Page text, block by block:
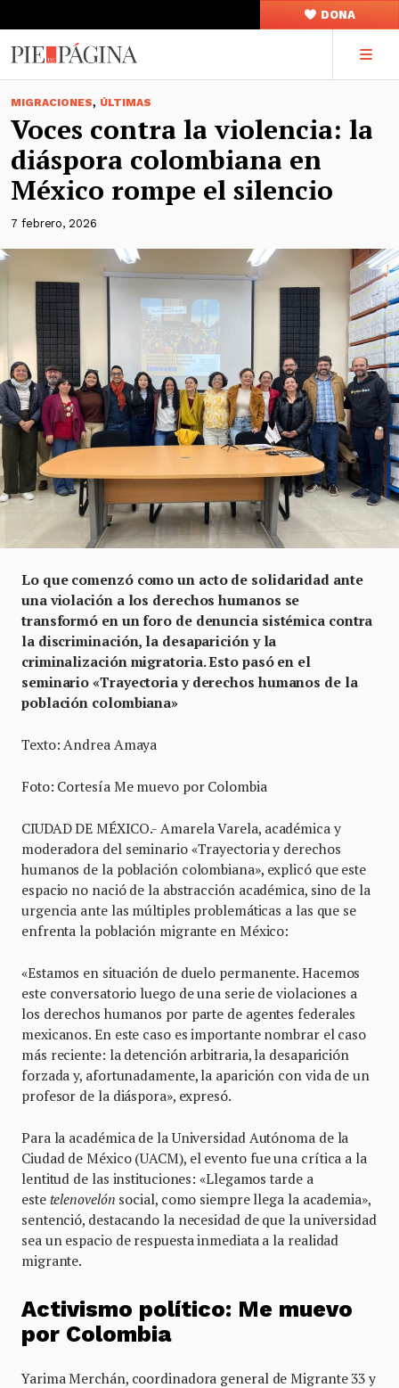
DONA
MIGRACIONES, ÚLTIMAS
Voces contra la violencia: la
diáspora colombiana en
México rompe el silencio
7 febrero, 2026
Lo que comenzó como un acto de solidaridad ante
una violación a los derechos humanos se
transformó en un foro de denuncia sistémica contra
la discriminación, la desaparición y la
criminalización migratoria. Esto pasó en el
seminario «Trayectoria y derechos humanos de la
población colombiana»
Texto: Andrea Amaya
Foto: Cortesía Me muevo por Colombia
CIUDAD DE MÉXICO.- Amarela Varela, académica y
moderadora del seminario «Trayectoria y derechos
humanos de la población colombiana», explicó que este
espacio no nació de la abstracción académica, sino de la
urgencia ante las múltiples problemáticas a las que se
enfrenta la población migrante en México:
«Estamos en situación de duelo permanente. Hacemos
este conversatorio luego de una serie de violaciones a
los derechos humanos por parte de agentes federales
mexicanos. En este caso es importante nombrar el caso
más reciente: la detención arbitraria, la desaparición
forzada y, afortunadamente, la aparición con vida de un
profesor de la diáspora», expresó.
Para la académica de la Universidad Autónoma de la
Ciudad de México (UACM), el evento fue una crítica a la
lentitud de las instituciones: «Llegamos tarde a
este telenovelón social, como siempre llega la academia»,
sentenció, destacando la necesidad de que la universidad
sea un espacio de respuesta inmediata a la realidad
migrante.
Activismo político: Me muevo
por Colombia
Yarima Merchán, coordinadora general de Migrante 33 y